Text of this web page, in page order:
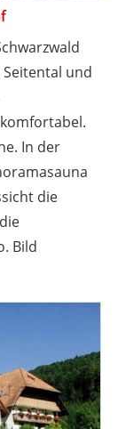
und
In der
die
Bild